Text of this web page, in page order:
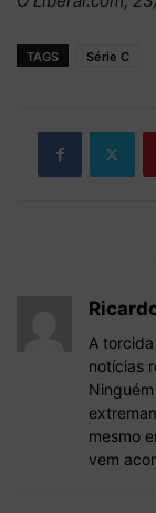
TAGS Série C
A
notícias
mesmo
vem